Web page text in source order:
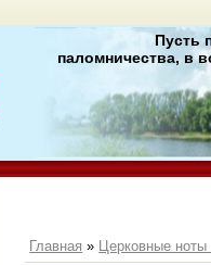
Пусть
паломничества, в
Главная » Церковные ноты